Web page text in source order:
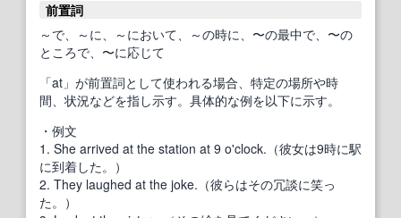
前置詞
～で、～に、～において、～の時に、〜の最中で、〜の
ところで、〜に応じて
「at」が前置詞として使われる場合、特定の場所や時
間、状況などを指し示す。具体的な例を以下に示す。
・例文
1. She arrived at the station at 9 o'clock.（彼女は9時に駅
に到着した。）
2. They laughed at the joke.（彼らはその冗談に笑っ
た。）